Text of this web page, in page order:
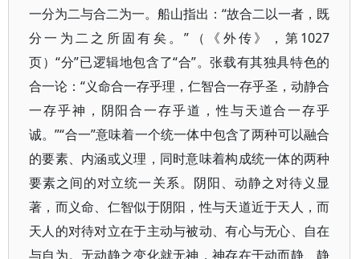
一分为二与合二为一。船山指出：“故合二以一者，既
分一为二之所固有矣。”（《外传》，第1027
页）“分”已逻辑地包含了“合”。张载有其独具特色的
合一论：“义命合一存乎理，仁智合一存乎圣，动静合
一存乎神，阴阳合一存乎道，性与天道合一存乎
诚。”“合一”意味着一个统一体中包含了两种可以融合
的要素、内涵或义理，同时意味着构成统一体的两种
要素之间的对立统一关系。阴阳、动静之对待义显
著，而义命、仁智似于阴阳，性与天道近于天人，而
天人的对待对立在于主动与被动、有心与无心、自在
与自为。无动静之变化就无神，神存在于动而静、静